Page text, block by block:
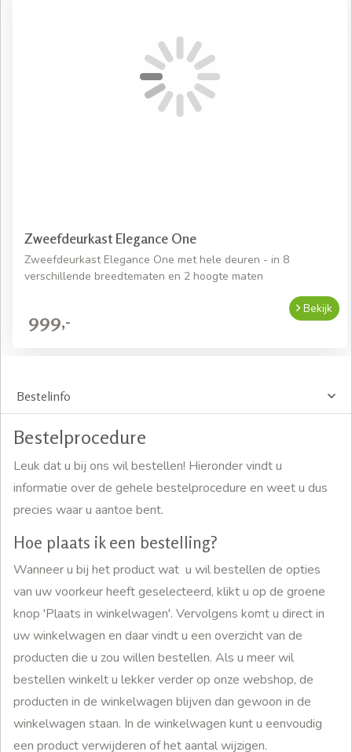
Zweefdeurkast Elegance One
Zweefdeurkast Elegance One met hele deuren - in 8
verschillende breedtematen en 2 hoogte maten
999,-
Bekijk
Bestelinfo
Bestelprocedure
Leuk dat u bij ons wil bestellen! Hieronder vindt u
informatie over de gehele bestelprocedure en weet u dus
precies waar u aantoe bent.
Hoe plaats ik een bestelling?
Wanneer u bij het product wat u wil bestellen de opties
van uw voorkeur heeft geselecteerd, klikt u op de groene
knop 'Plaats in winkelwagen'. Vervolgens komt u direct in
uw winkelwagen en daar vindt u een overzicht van de
producten die u zou willen bestellen. Als u meer wil
bestellen winkelt u lekker verder op onze webshop, de
producten in de winkelwagen blijven dan gewoon in de
winkelwagen staan. In de winkelwagen kunt u eenvoudig
een product verwijderen of het aantal wijzigen.